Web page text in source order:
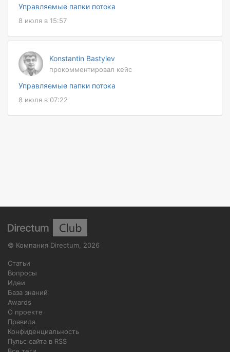
Управляемые папки потока
8 июля в 15:57
Konstantin Bastylev
прокомментировал кейс
Управляемые папки потока
8 июля в 07:22
© Компания Directum, 2026
Статьи
Вопросы
Идеи
База знаний
Awards
О проекте
Правила
Конфиденциальность
Пульс сайта в RSS